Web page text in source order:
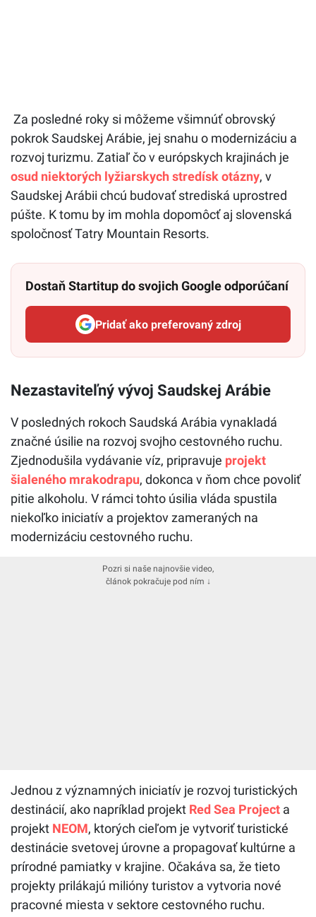
Za posledné roky si môžeme všimnúť obrovský
pokrok Saudskej Arábie, jej snahu o modernizáciu a
rozvoj turizmu. Zatiaľ čo v európskych krajinách je
osud niektorých lyžiarskych stredísk otázny, v
Saudskej Arábii chcú budovať strediská uprostred
púšte. K tomu by im mohla dopomôcť aj slovenská
spoločnosť Tatry Mountain Resorts.
Dostaň Startitup do svojich Google odporúčaní
Pridať ako preferovaný zdroj
Startitup, odkaz sa otvorí v
Nezastaviteľný vývoj Saudskej Arábie
V posledných rokoch Saudská Arábia vynakladá
značné úsilie na rozvoj svojho cestovného ruchu.
Zjednodušila vydávanie víz, pripravuje projekt
šialeného mrakodrapu, dokonca v ňom chce povoliť
pitie alkoholu. V rámci tohto úsilia vláda spustila
niekoľko iniciatív a projektov zameraných na
modernizáciu cestovného ruchu.
Pozri si naše najnovšie video,
článok pokračuje pod ním ↓
Jednou z významných iniciatív je rozvoj turistických
destinácií, ako napríklad projekt Red Sea Project a
projekt NEOM, ktorých cieľom je vytvoriť turistické
destinácie svetovej úrovne a propagovať kultúrne a
prírodné pamiatky v krajine. Očakáva sa, že tieto
projekty prilákajú milióny turistov a vytvoria nové
pracovné miesta v sektore cestovného ruchu.